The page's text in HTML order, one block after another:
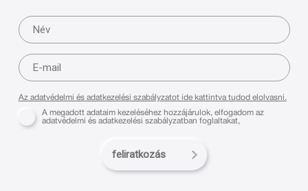
Az adatvédelmi és adatkezelési szabályzatot ide kattintva tudod elolvasni.
A megadott adataim kezeléséhez hozzájárulok, elfogadom az
adatvédelmi és adatkezelési szabályzatban foglaltakat,
feliratkozás